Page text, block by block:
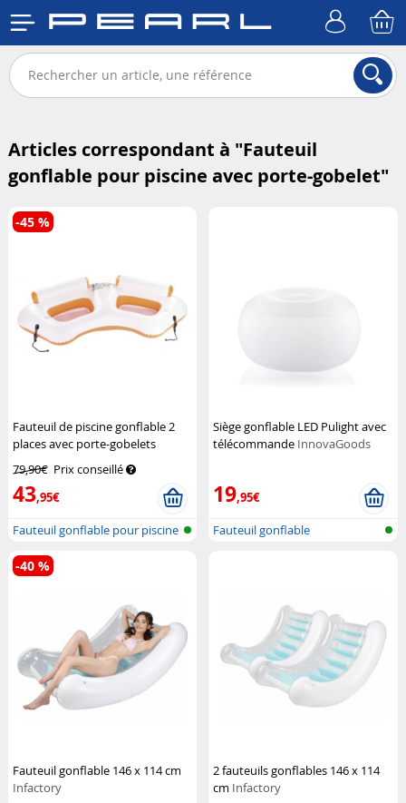
Articles correspondant à "Fauteuil
gonflable pour piscine avec porte-gobelet"
Fauteuil de piscine gonflable 2
places avec porte-gobelets
79,90€ Prix conseillé
43,95€
-45 %
Fauteuil gonflable pour piscine
ave...
Siège gonflable LED Pulight avec
télécommande InnovaGoods
19,95€
Fauteuil gonflable
Fauteuil gonflable 146 x 114 cm
Infactory
-40 %
2 fauteuils gonflables 146 x 114
cm Infactory